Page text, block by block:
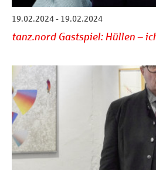
19.02.2024 - 19.02.2024
tanz.nord Gastspiel: Hüllen –